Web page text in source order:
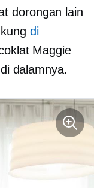
dorongan lain
di
Maggie
dalamnya.